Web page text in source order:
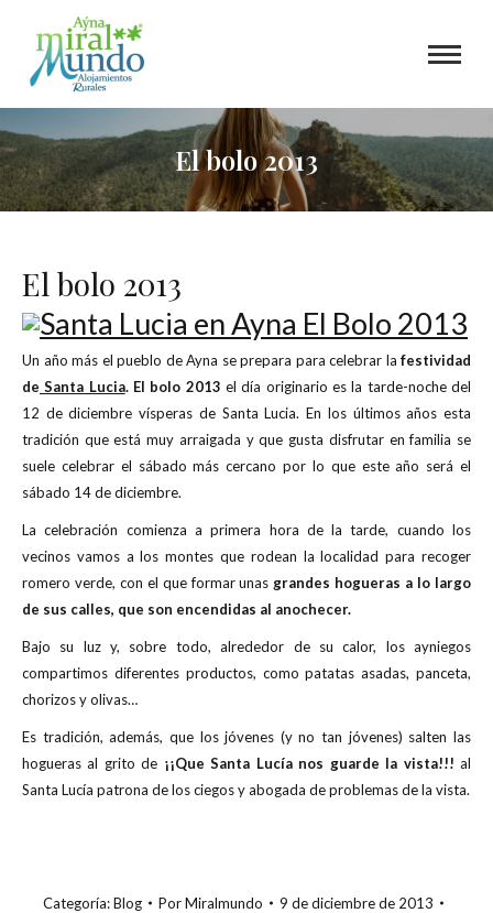
El bolo 2013
El bolo 2013
Un año más el pueblo de Ayna se prepara para celebrar la festividad
de Santa Lucia. El bolo 2013 el día originario es la tarde-noche del
12 de diciembre vísperas de Santa Lucia. En los últimos años esta
tradición que está muy arraigada y que gusta disfrutar en familia se
suele celebrar el sábado más cercano por lo que este año será el
sábado 14 de diciembre.
La celebración comienza a primera hora de la tarde, cuando los
vecinos vamos a los montes que rodean la localidad para recoger
romero verde, con el que formar unas grandes hogueras a lo largo
de sus calles, que son encendidas al anochecer.
Bajo su luz y, sobre todo, alrededor de su calor, los ayniegos
compartimos diferentes productos, como patatas asadas, panceta,
chorizos y olivas…
Es tradición, además, que los jóvenes (y no tan jóvenes) salten las
hogueras al grito de ¡¡Que Santa Lucía nos guarde la vista!!! al
Santa Lucía patrona de los ciegos y abogada de problemas de la vista.
Categoría:Blog PorMiralmundo
9 de diciembre de 2013